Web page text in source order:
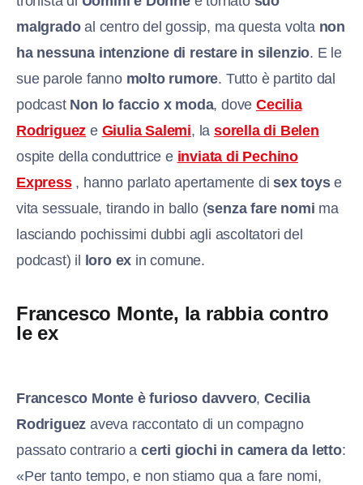
malgradoal centro del gossip, ma questa volta non
ha nessuna intenzione di restare in silenzio. E le
sue parole fanno molto rumore. Tutto è partito dal
podcast Non lo faccio x moda, doveCecilia
Rodriguez e Giulia Salemi, lasorella di Belen
ospite della conduttrice e inviata di Pechino
Express, hanno parlato apertamente disex toyse
vita sessuale, tirando in ballo (senza fare nomi ma
lasciando pochissimi dubbi agli ascoltatori del
podcast) il loro ex in comune.
Francesco Monte, la rabbia contro
le ex
Francesco Monte è furioso davvero, Cecilia
Rodriguez aveva raccontato di un compagno
passato contrario acerti giochi in camera da letto:
«Per tanto tempo, e non stiamo qua a fare nomi,